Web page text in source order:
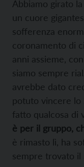
Abbiamo girato
un cuore
sofferenza
coronamento di
anni assieme,
siamo sempre
avrebbe dato
potuto vincere lo
fatto qualcosa di
è per il gruppo,
è rimasto lì, ha
sempre trovato il